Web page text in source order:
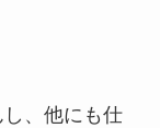
、他にも仕